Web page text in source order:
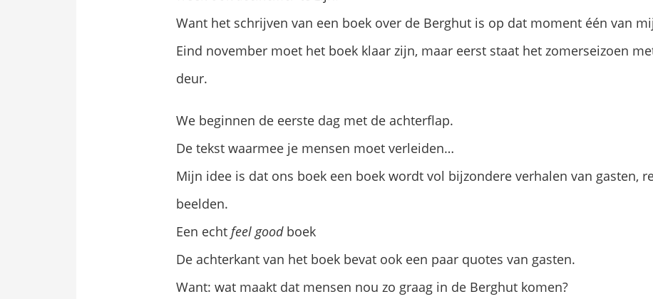
Want het schrijven van een boek over de Berghut is op dat moment één van
Eind november moet het boek klaar zijn, maar eerst staat het zomerseizoen
deur.
We beginnen de eerste dag met de achterflap.
De tekst waarmee je mensen moet verleiden…
Mijn idee is dat ons boek een boek wordt vol bijzondere verhalen van gasten,
beelden.
Een echt feel goodboek
De achterkant van het boek bevat ook een paar quotes van gasten.
Want: wat maakt dat mensen nou zo graag in de Berghut komen?